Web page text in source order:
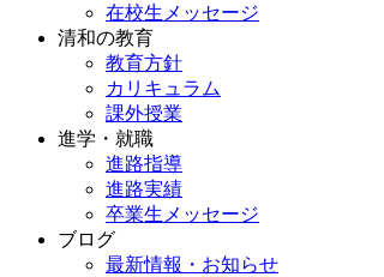
在校生メッセージ
清和の教育
教育方針
カリキュラム
課外授業
進学・就職
進路指導
進路実績
卒業生メッセージ
ブログ
最新情報・お知らせ